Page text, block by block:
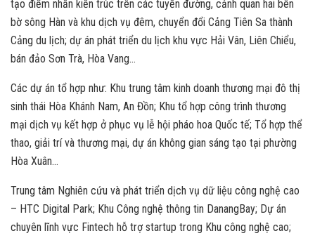
tạo điểm nhấn kiến trúc trên các tuyến đường, cảnh quan hai bên
bờ sông Hàn và khu dịch vụ đêm, chuyển đổi Cảng Tiên Sa thành
Cảng du lịch; dự án phát triển du lịch khu vực Hải Vân, Liên Chiểu,
bán đảo Sơn Trà, Hòa Vang…
Các dự án tổ hợp như: Khu trung tâm kinh doanh thương mại đô thị
sinh thái Hòa Khánh Nam, An Đồn; Khu tổ hợp công trình thương
mại dịch vụ kết hợp ở phục vụ lễ hội pháo hoa Quốc tế; Tổ hợp thể
thao, giải trí và thương mại, dự án không gian sáng tạo tại phường
Hòa Xuân…
Trung tâm Nghiên cứu và phát triển dịch vụ dữ liệu công nghệ cao
– HTC Digital Park; Khu Công nghệ thông tin DanangBay; Dự án
chuyên lĩnh vực Fintech hỗ trợ startup trong Khu công nghệ cao;